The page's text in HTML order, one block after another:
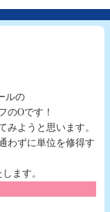
ルの
のOです！
みようと思います。
わずに単位を修得す
ます。